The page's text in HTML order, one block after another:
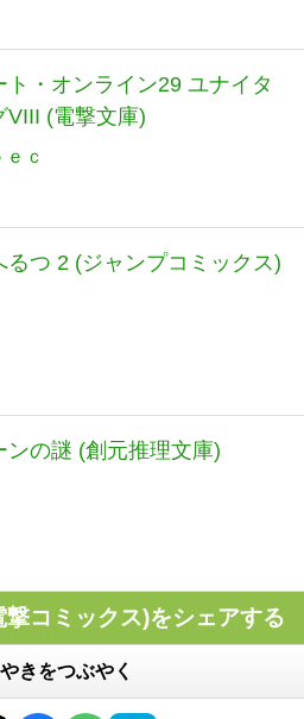
ト・オンライン29 ユナイタ
VIII (電撃文庫)
ｅｃ
るつ 2 (ジャンプコミックス)
ンの謎 (創元推理文庫)
コミックス)をシェアする
きをつぶやく